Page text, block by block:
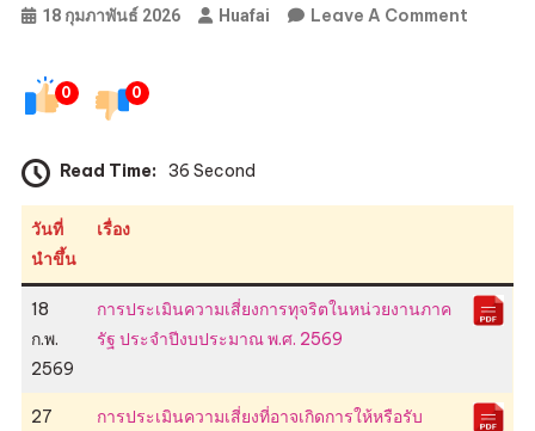
18 กุมภาพันธ์ 2026 Huafai Leave A CommentOn
0 0
Read Time: 36 Second
วันที่
นำขึ้น
เรื่อง
18
ก.พ.
2569
การประเมินความเสี่ยงการทุจริตในหน่วยงานภาค
รัฐ ประจำปีงบประมาณ พ.ศ. 2569
27
การประเมินความเสี่ยงที่อาจเกิดการให้หรือรับ